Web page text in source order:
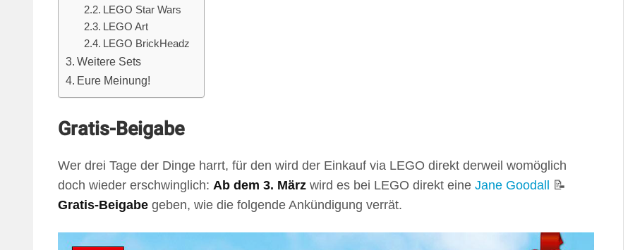
LEGO Star Wars
LEGO Art
LEGO BrickHeadz
Weitere Sets
Eure Meinung!
Gratis-Beigabe
Wer drei Tage der Dinge harrt, für den wird der Einkauf via LEGO direkt derweil womöglich
doch wieder erschwinglich: Ab dem 3. März wird es bei LEGO direkt eine Jane Goodall 📝
Gratis-Beigabe geben, wie die folgende Ankündigung verrät.